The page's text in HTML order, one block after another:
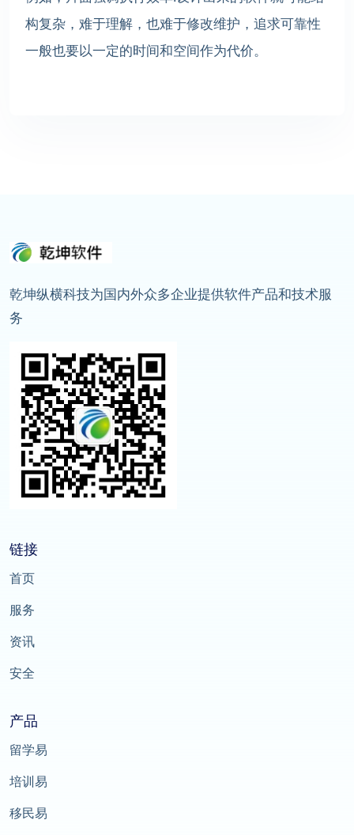
构复杂，难于理解，也难于修改维护，追求可靠性
一般也要以一定的时间和空间作为代价。
乾坤纵横科技为国内外众多企业提供软件产品和技术服
务
链接
首页
服务
资讯
安全
产品
留学易
培训易
移民易